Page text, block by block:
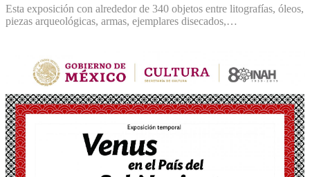
Esta exposición con alrededor de 340 objetos entre litografías, óleos,
piezas arqueológicas, armas, ejemplares disecados,…